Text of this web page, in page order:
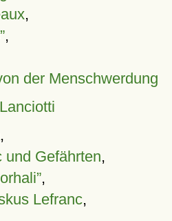
,
,
der Menschwerdung
,
und Gefährten,
,
Lefranc,